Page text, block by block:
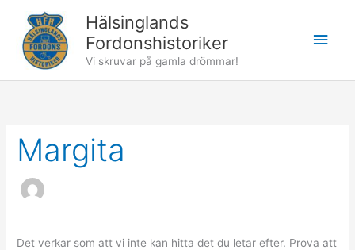
innehåll
Hälsinglands
Fordonshistoriker
Vi skruvar på gamla drömmar!
Margita
Det verkar som att vi inte kan hitta det du letar efter. Prova att